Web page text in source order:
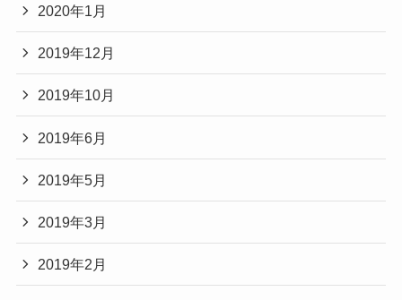
2020年1月
2019年12月
2019年10月
2019年6月
2019年5月
2019年3月
2019年2月